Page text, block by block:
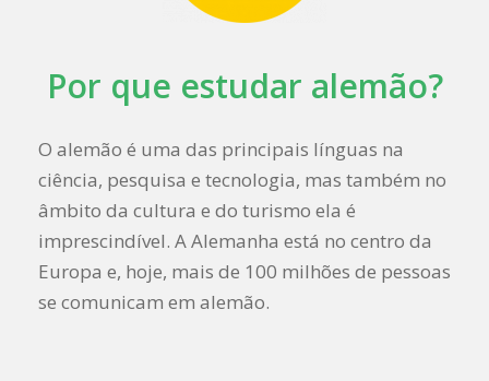
Por que estudar alemão?
O alemão é uma das principais línguas na
ciência, pesquisa e tecnologia, mas também no
âmbito da cultura e do turismo ela é
imprescindível. A Alemanha está no centro da
Europa e, hoje, mais de 100 milhões de pessoas
se comunicam em alemão.